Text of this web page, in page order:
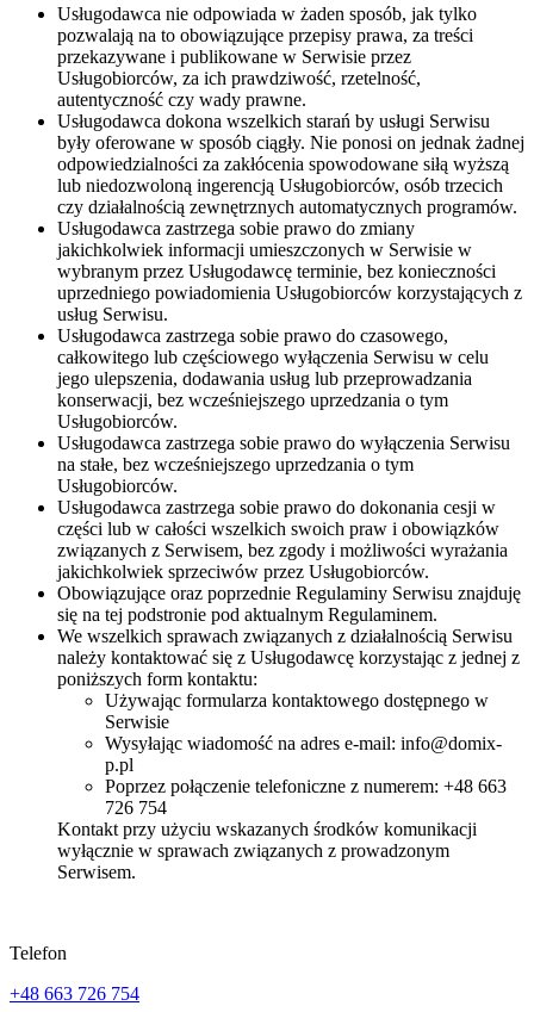
Usługodawca nie odpowiada w żaden sposób, jak tylko
pozwalają na to obowiązujące przepisy prawa, za treści
przekazywane i publikowane w Serwisie przez
Usługobiorców, za ich prawdziwość, rzetelność,
autentyczność czy wady prawne.
Usługodawca dokona wszelkich starań by usługi Serwisu
były oferowane w sposób ciągły. Nie ponosi on jednak żadnej
odpowiedzialności za zakłócenia spowodowane siłą wyższą
lub niedozwoloną ingerencją Usługobiorców, osób trzecich
czy działalnością zewnętrznych automatycznych programów.
Usługodawca zastrzega sobie prawo do zmiany
jakichkolwiek informacji umieszczonych w Serwisie w
wybranym przez Usługodawcę terminie, bez konieczności
uprzedniego powiadomienia Usługobiorców korzystających z
usług Serwisu.
Usługodawca zastrzega sobie prawo do czasowego,
całkowitego lub częściowego wyłączenia Serwisu w celu
jego ulepszenia, dodawania usług lub przeprowadzania
konserwacji, bez wcześniejszego uprzedzania o tym
Usługobiorców.
Usługodawca zastrzega sobie prawo do wyłączenia Serwisu
na stałe, bez wcześniejszego uprzedzania o tym
Usługobiorców.
Usługodawca zastrzega sobie prawo do dokonania cesji w
części lub w całości wszelkich swoich praw i obowiązków
związanych z Serwisem, bez zgody i możliwości wyrażania
jakichkolwiek sprzeciwów przez Usługobiorców.
Obowiązujące oraz poprzednie Regulaminy Serwisu znajduję
się na tej podstronie pod aktualnym Regulaminem.
We wszelkich sprawach związanych z działalnością Serwisu
należy kontaktować się z Usługodawcę korzystając z jednej z
poniższych form kontaktu:
Używając formularza kontaktowego dostępnego w
Serwisie
Wysyłając wiadomość na adres e-mail: info@domix-
p.pl
Poprzez połączenie telefoniczne z numerem: +48 663
726 754
Kontakt przy użyciu wskazanych środków komunikacji
wyłącznie w sprawach związanych z prowadzonym
Serwisem.
Telefon
+48 663 726 754